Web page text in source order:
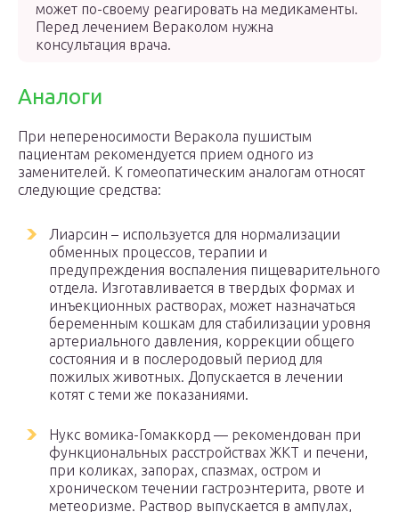
может по-своему реагировать на медикаменты.
Перед лечением Вераколом нужна
консультация врача.
Аналоги
При непереносимости Веракола пушистым
пациентам рекомендуется прием одного из
заменителей. К гомеопатическим аналогам относят
следующие средства:
Лиарсин – используется для нормализации
обменных процессов, терапии и
предупреждения воспаления пищеварительного
отдела. Изготавливается в твердых формах и
инъекционных растворах, может назначаться
беременным кошкам для стабилизации уровня
артериального давления, коррекции общего
состояния и в послеродовый период для
пожилых животных. Допускается в лечении
котят с теми же показаниями.
Нукс вомика-Гомаккорд — рекомендован при
функциональных расстройствах ЖКТ и печени,
при коликах, запорах, спазмах, остром и
хроническом течении гастроэнтерита, рвоте и
метеоризме. Раствор выпускается в ампулах,